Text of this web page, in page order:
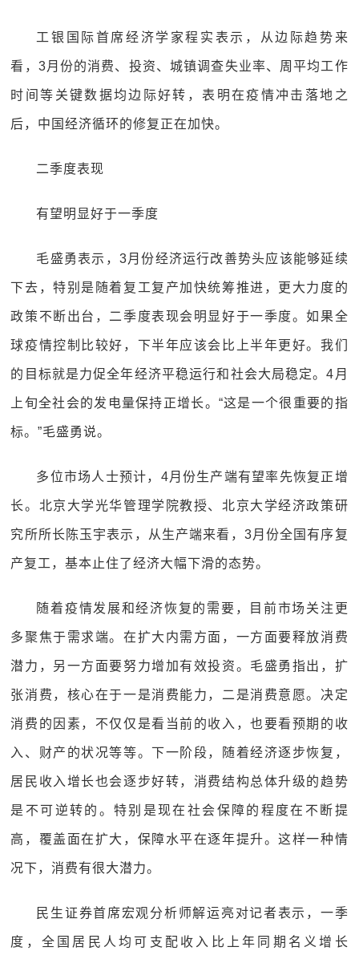
工银国际首席经济学家程实表示，从边际趋势来
看，3月份的消费、投资、城镇调查失业率、周平均工作
时间等关键数据均边际好转，表明在疫情冲击落地之
后，中国经济循环的修复正在加快。
二季度表现
有望明显好于一季度
毛盛勇表示，3月份经济运行改善势头应该能够延续
下去，特别是随着复工复产加快统筹推进，更大力度的
政策不断出台，二季度表现会明显好于一季度。如果全
球疫情控制比较好，下半年应该会比上半年更好。我们
的目标就是力促全年经济平稳运行和社会大局稳定。4月
上旬全社会的发电量保持正增长。“这是一个很重要的指
标。”毛盛勇说。
多位市场人士预计，4月份生产端有望率先恢复正增
长。北京大学光华管理学院教授、北京大学经济政策研
究所所长陈玉宇表示，从生产端来看，3月份全国有序复
产复工，基本止住了经济大幅下滑的态势。
随着疫情发展和经济恢复的需要，目前市场关注更
多聚焦于需求端。在扩大内需方面，一方面要释放消费
潜力，另一方面要努力增加有效投资。毛盛勇指出，扩
张消费，核心在于一是消费能力，二是消费意愿。决定
消费的因素，不仅仅是看当前的收入，也要看预期的收
入、财产的状况等等。下一阶段，随着经济逐步恢复，
居民收入增长也会逐步好转，消费结构总体升级的趋势
是不可逆转的。特别是现在社会保障的程度在不断提
高，覆盖面在扩大，保障水平在逐年提升。这样一种情
况下，消费有很大潜力。
民生证券首席宏观分析师解运亮对记者表示，一季
度，全国居民人均可支配收入比上年同期名义增长